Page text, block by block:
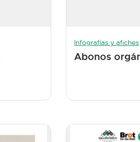
Infografías y afiches
Abonos